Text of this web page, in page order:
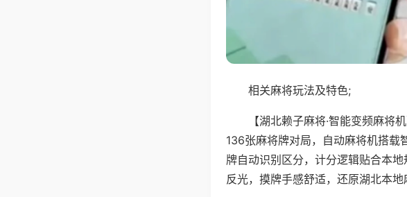
相关麻将玩法及特色;
【湖北赖子麻将·智能变频麻
136张麻将牌对局，自动麻将机搭载
牌自动识别区分，计分逻辑贴合本
反光，摸牌手感舒适，还原湖北本地